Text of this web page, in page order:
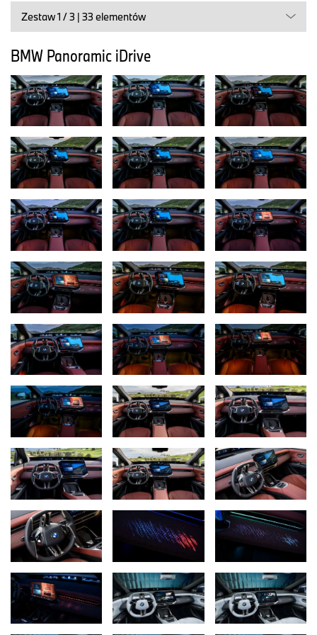
Włączenie Amazon Alexa+ do inteligentnego osobistego
koncentruje się na wartości dodanej dla klienta. Technologia
sztucznej inteligencji wykorzystywana w inteligentnym asystencie
osobistym BMW to Large Language Model (LLM), generatywna
sztuczna inteligencja, która rozumie język i jest w stanie
formułować własne odpowiedzi. Najpóźniej od drugiej połowy
Niemczech i Stanach Zjednoczonych we wszystkich modelach
BMW wyposażonych w system operacyjny BMW 9 i X.
BMW iX3 zamienia czas oczekiwania w rozrywkę: oglądaj filmy,
graj w gry wideo lub prowadź rozmowy wideo.
Stoisko BMW na targach CES koncentruje się również na
szerokiej gamie opcji rozrywkowych w systemie BMW Operating
System X. Oferuje bogaty wybór aplikacji, filmów i gier. Oprócz
popularnej usługi streamingowej Disney+, klienci BMW iX3 mają
dostęp do aplikacji wideo (obsługiwanej przez TiVo™). Aplikacja ta
umożliwia strumieniowe przesyłanie wideo na centralny
wyświetlacz, gdy pojazd jest unieruchomiony, z stale rosnącym
wyborem treści, takich jak wiadomości, transmisje na żywo i na
żądanie. Portfolio platformy streamingu wideo będzie nadal
ewoluować.
W sklepie BMW ConnectedDrive Store wkrótce pojawi się również
aplikacja YouTube Music, dołączając do ponad 85 aplikacji z
całego świata w kategoriach takich jak muzyka i audio, rozrywka,
gry, wiadomości, podróże i lokalizacja. YouTube Music zapewnia
klientom dostęp do obszernej biblioteki zawierającej ponad 300
występy na żywo i trudno dostępne covery. Zoom umożliwia teraz
po raz pierwszy prowadzenie rozmów wideo na centralnym
wyświetlaczu iX3,gdy pojazd jest w stanie spoczynku. Gdy tylko
pojazd ruszy, transmisja wideo zostaje zatrzymana, a rozmowa
płynniekontynuowana jest za pośrednictwem audio.
Granie w samochodzie za pośrednictwem AirConsole,
wprowadzona po raz pierwszy w systemie operacyjnym BMW
na całym świecie tytuły, takie jak UNO®️ Car Party! Nowością w
bogatej bibliotece gier AirConsole jest Hot Wheels: Xtreme
Overdrive™️ firmy Mattel, dostępna wyłącznie dla klientów BMW.
AirConsole umożliwia użytkownikom korzystanie z własnych
Zestaw 1 / 3 | 33 elementów
BMW Panoramic iDrive